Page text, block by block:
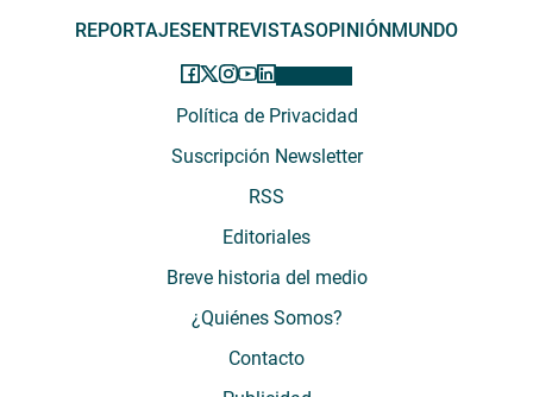
REPORTAJESENTREVISTASOPINIÓNMUNDO
Política de Privacidad
Suscripción Newsletter
RSS
Editoriales
Breve historia del medio
¿Quiénes Somos?
Contacto